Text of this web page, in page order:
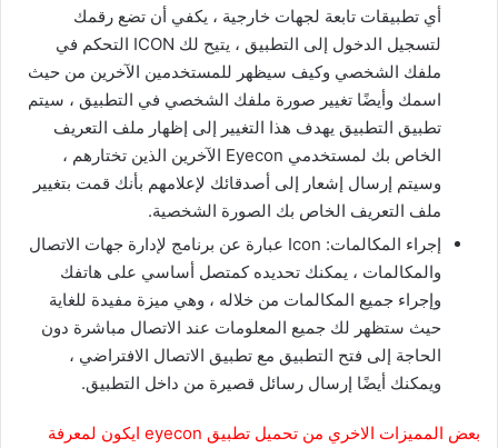
أي تطبيقات تابعة لجهات خارجية ، يكفي أن تضع رقمك
لتسجيل الدخول إلى التطبيق ، يتيح لك ICON التحكم في
ملفك الشخصي وكيف سيظهر للمستخدمين الآخرين من حيث
اسمك وأيضًا تغيير صورة ملفك الشخصي في التطبيق ، سيتم
تطبيق التطبيق يهدف هذا التغيير إلى إظهار ملف التعريف
الخاص بك لمستخدمي Eyecon الآخرين الذين تختارهم ،
وسيتم إرسال إشعار إلى أصدقائك لإعلامهم بأنك قمت بتغيير
ملف التعريف الخاص بك الصورة الشخصية.
إجراء المكالمات: Icon عبارة عن برنامج لإدارة جهات الاتصال
والمكالمات ، يمكنك تحديده كمتصل أساسي على هاتفك
وإجراء جميع المكالمات من خلاله ، وهي ميزة مفيدة للغاية
حيث ستظهر لك جميع المعلومات عند الاتصال مباشرة دون
الحاجة إلى فتح التطبيق مع تطبيق الاتصال الافتراضي ،
ويمكنك أيضًا إرسال رسائل قصيرة من داخل التطبيق.
بعض المميزات الاخري من تحميل تطبيق eyecon ايكون لمعرفة